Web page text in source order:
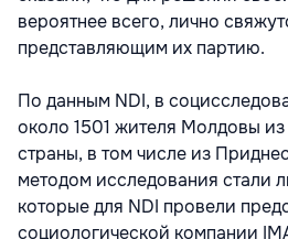
вероятнее всего, лично
представляющим их партию.
По данным NDI, в
около 1501 жителя Молдовы
страны, в том числе из
методом исследования стали
которые для NDI провели
социологической компании